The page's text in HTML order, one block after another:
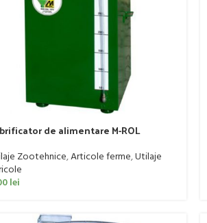
de alimentare M-ROL
Zootehnice,Articole ferme,Utilaje
lei